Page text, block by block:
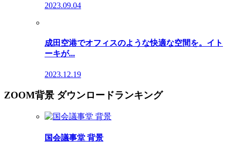
2023.09.04
成田空港でオフィスのような快適な空間を。イト
ーキが...
2023.12.19
ZOOM背景 ダウンロードランキング
国会議事堂 背景